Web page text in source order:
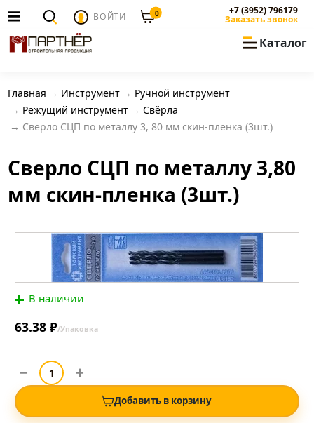
ВОЙТИ 0 +7 (3952) 796179
Заказать звонок
Каталог
Главная Инструмент
Ручной инструмент
Режущий инструмент
Свёрла
Сверло СЦП по металлу 3, 80 мм скин-пленка (3шт.)
Сверло СЦП по металлу 3,80
мм скин-пленка (3шт.)
В наличии
63.38 ₽/Упаковка
Добавить в корзину